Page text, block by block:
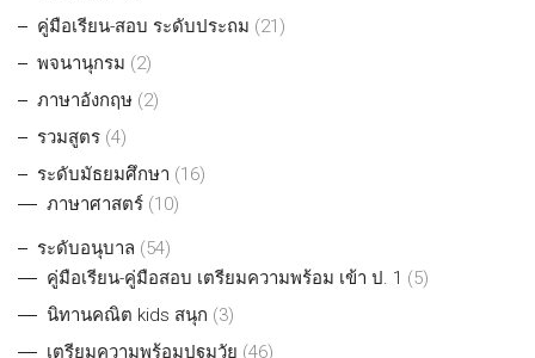
คู่มือเรียน-สอบ ระดับประถม (21)
พจนานุกรม (2)
ภาษาอังกฤษ (2)
รวมสูตร (4)
ระดับมัธยมศึกษา (16)
ภาษาศาสตร์ (10)
ระดับอนุบาล (54)
คู่มือเรียน-คู่มือสอบ เตรียมความพร้อม เข้า ป. 1 (5)
นิทานคณิต kids สนุก (3)
เตรียมความพร้อมปฐมวัย (46)